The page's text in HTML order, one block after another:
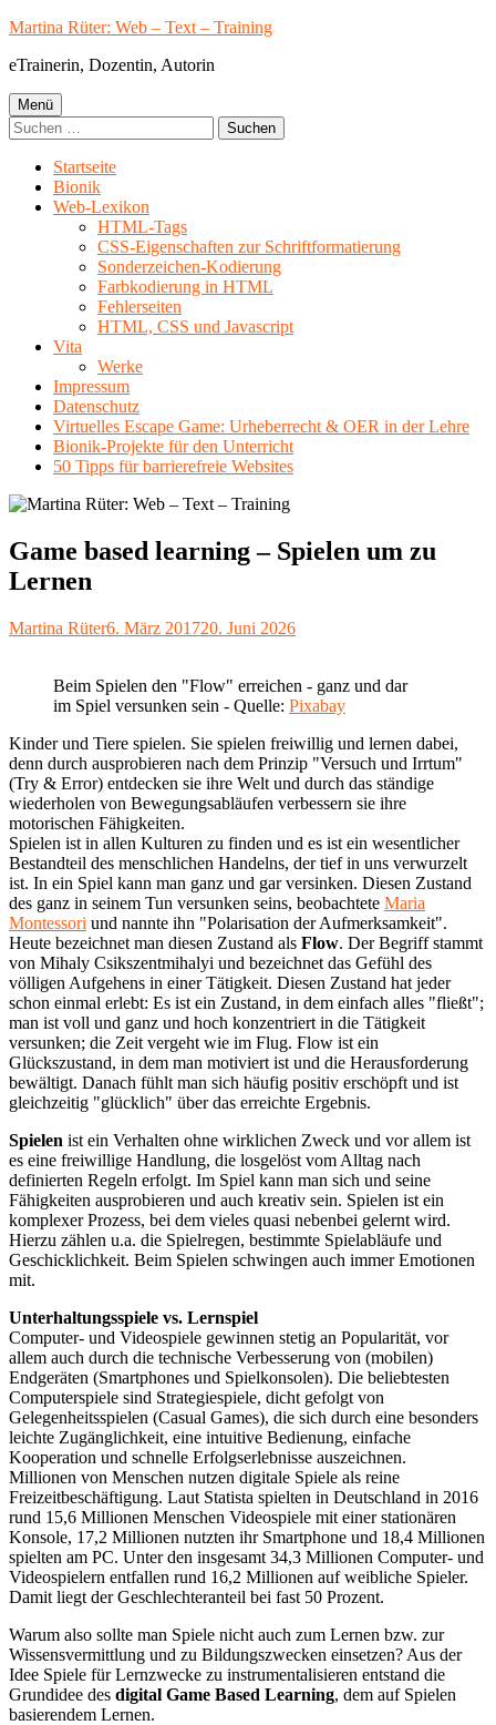
Springe
Inhalt
Martina Rüter: Web – Text – Training
eTrainerin, Dozentin, Autorin
Primäres
Menü
Menü
Suchen
nach:
Startseite
Bionik
Web-Lexikon
HTML-Tags
CSS-Eigenschaften zur Schriftformatierung
Sonderzeichen-Kodierung
Farbkodierung in HTML
Fehlerseiten
HTML, CSS und Javascript
Vita
Werke
Impressum
Datenschutz
Virtuelles Escape Game: Urheberrecht & OER in der Lehre
Bionik-Projekte für den Unterricht
50 Tipps für barrierefreie Websites
Game based learning – Spielen um zu
Lernen
Autor
Martina RüterVeröffentlicht
6. März 201720. Juni 2026
Beim Spielen den "Flow" erreichen - ganz und dar
im Spiel versunken sein - Quelle: Pixabay
Kinder und Tiere spielen. Sie spielen freiwillig und lernen dabei,
denn durch ausprobieren nach dem Prinzip "Versuch und Irrtum"
(Try & Error) entdecken sie ihre Welt und durch das ständige
wiederholen von Bewegungsabläufen verbessern sie ihre
motorischen Fähigkeiten.
Spielen ist in allen Kulturen zu finden und es ist ein wesentlicher
Bestandteil des menschlichen Handelns, der tief in uns verwurzelt
ist. In ein Spiel kann man ganz und gar versinken. Diesen Zustand
des ganz in seinem Tun versunken seins, beobachtete Maria
Montessori und nannte ihn "Polarisation der Aufmerksamkeit".
Heute bezeichnet man diesen Zustand als Flow. Der Begriff stammt
von Mihaly Csikszentmihalyi und bezeichnet das Gefühl des
völligen Aufgehens in einer Tätigkeit. Diesen Zustand hat jeder
schon einmal erlebt: Es ist ein Zustand, in dem einfach alles "fließt";
man ist voll und ganz und hoch konzentriert in die Tätigkeit
versunken; die Zeit vergeht wie im Flug. Flow ist ein
Glückszustand, in dem man motiviert ist und die Herausforderung
bewältigt. Danach fühlt man sich häufig positiv erschöpft und ist
gleichzeitig "glücklich" über das erreichte Ergebnis.
Spielen ist ein Verhalten ohne wirklichen Zweck und vor allem ist
es eine freiwillige Handlung, die losgelöst vom Alltag nach
definierten Regeln erfolgt. Im Spiel kann man sich und seine
Fähigkeiten ausprobieren und auch kreativ sein. Spielen ist ein
komplexer Prozess, bei dem vieles quasi nebenbei gelernt wird.
Hierzu zählen u.a. die Spielregen, bestimmte Spielabläufe und
Geschicklichkeit. Beim Spielen schwingen auch immer Emotionen
mit.
Unterhaltungsspiele vs. Lernspiel
Computer- und Videospiele gewinnen stetig an Popularität, vor
allem auch durch die technische Verbesserung von (mobilen)
Endgeräten (Smartphones und Spielkonsolen). Die beliebtesten
Computerspiele sind Strategiespiele, dicht gefolgt von
Gelegenheitsspielen (Casual Games), die sich durch eine besonders
leichte Zugänglichkeit, eine intuitive Bedienung, einfache
Kooperation und schnelle Erfolgserlebnisse auszeichnen.
Millionen von Menschen nutzen digitale Spiele als reine
Freizeitbeschäftigung. Laut Statista spielten in Deutschland in 2016
rund 15,6 Millionen Menschen Videospiele mit einer stationären
Konsole, 17,2 Millionen nutzten ihr Smartphone und 18,4 Millionen
spielten am PC. Unter den insgesamt 34,3 Millionen Computer- und
Videospielern entfallen rund 16,2 Millionen auf weibliche Spieler.
Damit liegt der Geschlechteranteil bei fast 50 Prozent.
Warum also sollte man Spiele nicht auch zum Lernen bzw. zur
Wissensvermittlung und zu Bildungszwecken einsetzen? Aus der
Idee Spiele für Lernzwecke zu instrumentalisieren entstand die
Grundidee des digital Game Based Learning, dem auf Spielen
basierendem Lernen.